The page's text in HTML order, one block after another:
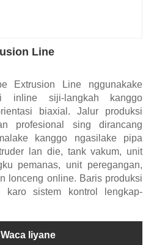
Line
Extrusion Line nggunakake
inline siji-langkah kanggo
biaxial. Jalur produksi
profesional sing dirancang
kanggo ngasilake pipa
lan die, tank vakum, unit
pemanas, unit peregangan,
lonceng online. Baris produksi
karo sistem kontrol lengkap-
Waca liyane